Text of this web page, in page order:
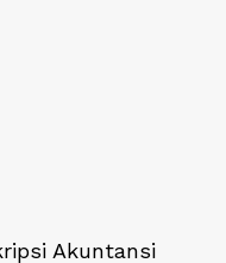
Akuntansi